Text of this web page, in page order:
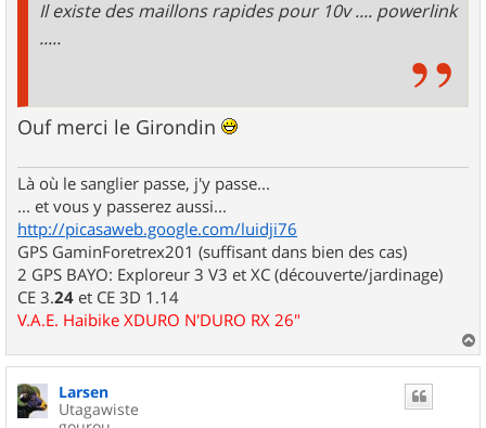
Il existe des maillons rapides pour 10v .... powerlink
.....
Ouf merci le Girondin
Là où le sanglier passe, j'y passe...
... et vous y passerez aussi...
http://picasaweb.google.com/luidji76
GPS GaminForetrex201 (suffisant dans bien des cas)
2 GPS BAYO: Exploreur 3 V3 et XC (découverte/jardinage)
CE 3.24 et CE 3D 1.14
V.A.E. Haibike XDURO N'DURO RX 26"
a
u
Larsen
Utagawiste